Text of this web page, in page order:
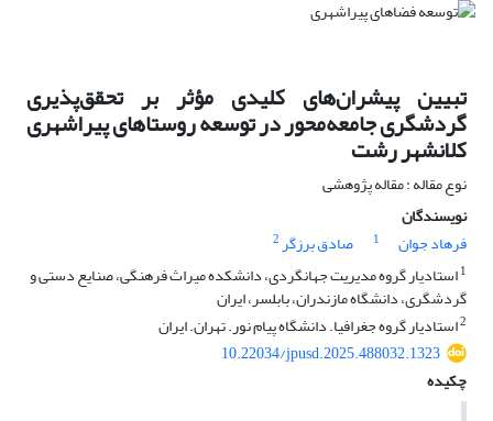
تبیین پیشران‌های کلیدی مؤثر بر تحقق‌پذیری
گردشگری جامعه‌محور در توسعه روستاهای پیراشهری
کلانشهر رشت
نوع مقاله : مقاله پژوهشی
نویسندگان
فرهاد جوان
1 صادق برزگر2
1استادیار گروه مدیریت جهانگردی، دانشکده میراث فرهنگی، صنایع دستی و
گردشگری، دانشگاه مازندران، بابلسر، ایران
2استادیار گروه جغرافیا. دانشگاه پیام نور. تهران. ایران
10.22034/jpusd.2025.488032.1323
چکیده